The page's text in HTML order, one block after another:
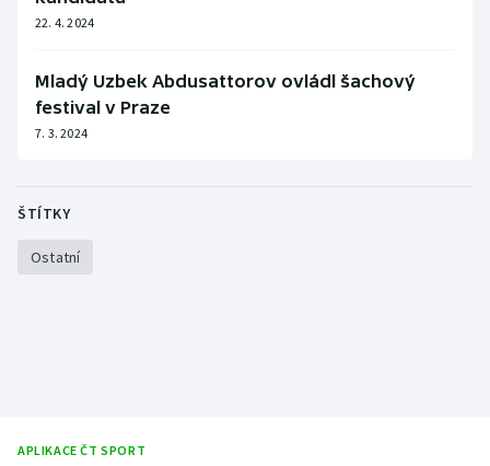
Ragby
Rychlostní kanoistika
Short track
22. 4. 2024
Mladý Uzbek Abdusattorov ovládl šachový
festival v Praze
7. 3. 2024
ŠTÍTKY
Ostatní
APLIKACE ČT SPORT